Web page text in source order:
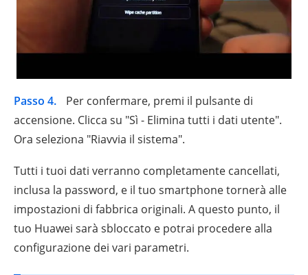
Passo 4.
Per confermare, premi il pulsante di
accensione. Clicca su "Sì - Elimina tutti i dati utente".
Ora seleziona "Riavvia il sistema".
Tutti i tuoi dati verranno completamente cancellati,
inclusa la password, e il tuo smartphone tornerà alle
impostazioni di fabbrica originali. A questo punto, il
tuo Huawei sarà sbloccato e potrai procedere alla
configurazione dei vari parametri.